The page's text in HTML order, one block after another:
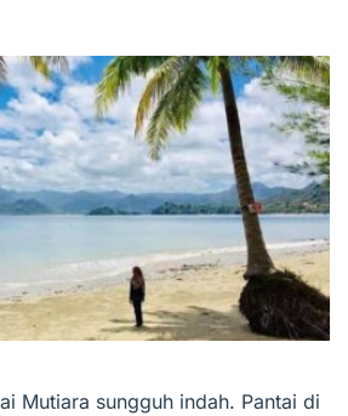
Mutiara sungguh indah. Pantai di